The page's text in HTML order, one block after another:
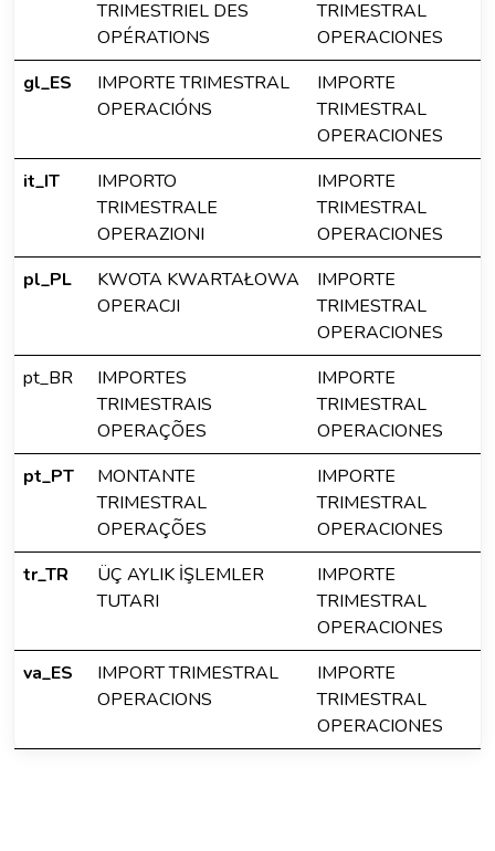
TRIMESTRIEL DES
OPÉRATIONS
TRIMESTRAL
OPERACIONES
gl_ES
IMPORTE TRIMESTRAL
OPERACIÓNS
IMPORTE
TRIMESTRAL
OPERACIONES
it_IT
IMPORTO
TRIMESTRALE
OPERAZIONI
IMPORTE
TRIMESTRAL
OPERACIONES
pl_PL
KWOTA KWARTAŁOWA
OPERACJI
IMPORTE
TRIMESTRAL
OPERACIONES
pt_BR
IMPORTES
TRIMESTRAIS
OPERAÇÕES
IMPORTE
TRIMESTRAL
OPERACIONES
pt_PT
MONTANTE
TRIMESTRAL
OPERAÇÕES
IMPORTE
TRIMESTRAL
OPERACIONES
tr_TR
ÜÇ AYLIK İŞLEMLER
TUTARI
IMPORTE
TRIMESTRAL
OPERACIONES
va_ES
IMPORT TRIMESTRAL
OPERACIONS
IMPORTE
TRIMESTRAL
OPERACIONES